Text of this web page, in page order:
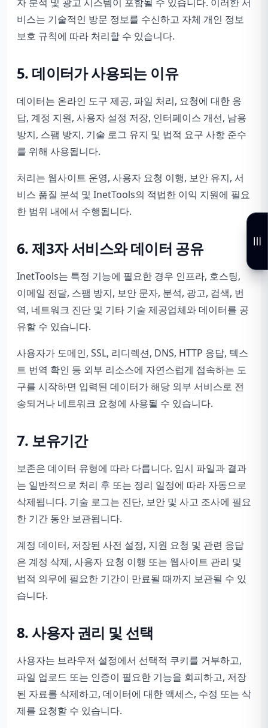
비스는 기술적인 방문 정보를 수신하고 자체 개인 정보
보호 규칙에 따라 처리할 수 있습니다.
5. 데이터가 사용되는 이유
데이터는 온라인 도구 제공, 파일 처리, 요청에 대한 응
답, 계정 지원, 사용자 설정 저장, 인터페이스 개선, 남용
방지, 스팸 방지, 기술 로그 유지 및 법적 요구 사항 준수
를 위해 사용됩니다.
처리는 웹사이트 운영, 사용자 요청 이행, 보안 유지, 서
비스 품질 분석 및 InetTools의 적법한 이익 지원에 필요
한 범위 내에서 수행됩니다.
6. 제3자 서비스와 데이터 공유
InetTools는 특정 기능에 필요한 경우 인프라, 호스팅,
이메일 전달, 스팸 방지, 보안 문자, 분석, 광고, 검색, 번
역, 네트워크 진단 및 기타 기술 제공업체와 데이터를 공
유할 수 있습니다.
사용자가 도메인, SSL, 리디렉션, DNS, HTTP 응답, 텍스
트 번역 확인 등 외부 리소스에 자연스럽게 접속하는 도
구를 시작하면 입력된 데이터가 해당 외부 서비스로 전
송되거나 네트워크 요청에 사용될 수 있습니다.
7. 보유기간
보존은 데이터 유형에 따라 다릅니다. 임시 파일과 결과
는 일반적으로 처리 후 또는 정리 일정에 따라 자동으로
삭제됩니다. 기술 로그는 진단, 보안 및 사고 조사에 필요
한 기간 동안 보관됩니다.
계정 데이터, 저장된 사전 설정, 지원 요청 및 관련 응답
은 계정 삭제, 사용자 요청 이행 또는 웹사이트 관리 및
법적 의무에 필요한 기간이 만료될 때까지 보관될 수 있
습니다.
8. 사용자 권리 및 선택
사용자는 브라우저 설정에서 선택적 쿠키를 거부하고,
파일 업로드 또는 인증이 필요한 기능을 회피하고, 저장
된 자료를 삭제하고, 데이터에 대한 액세스, 수정 또는 삭
제를 요청할 수 있습니다.